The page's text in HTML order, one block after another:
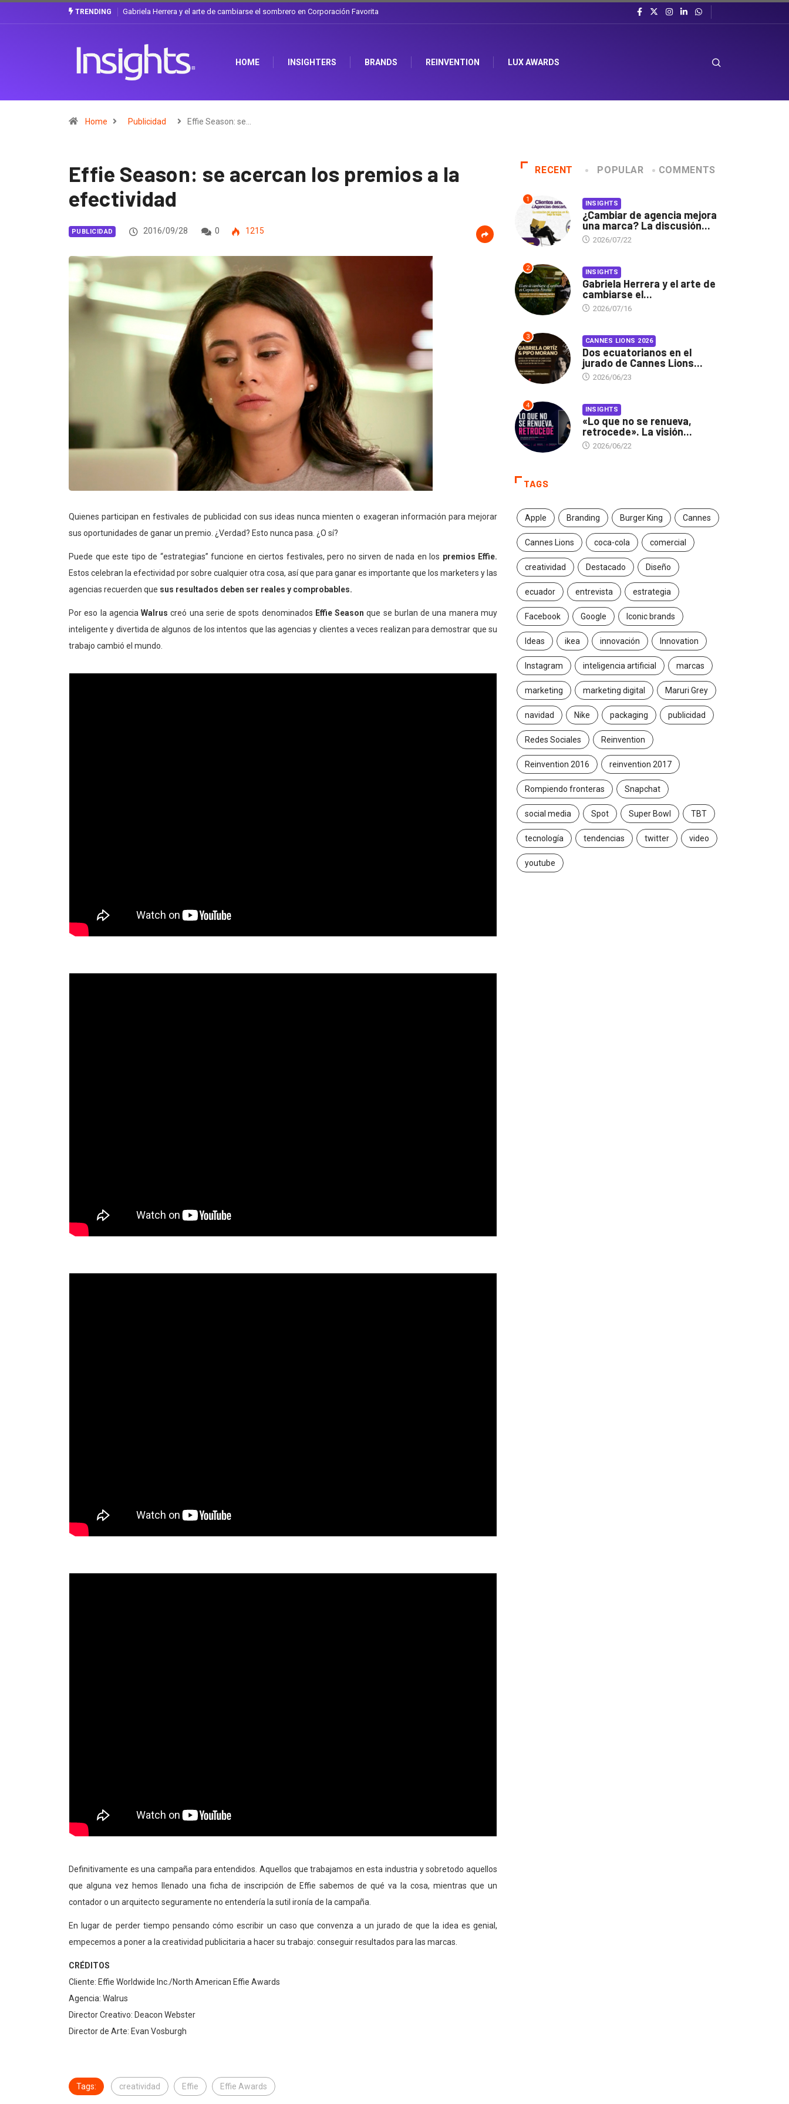
TRENDING ¿Cambiar de agencia mejora una marca? La discusión que atraviesa a Ecuador
HOME INSIGHTERS BRANDS REINVENTION LUX AWARDS
Home Publicidad Effie Season: se…
Effie Season: se acercan los premios a la
efectividad
PUBLICIDAD 2016/09/28 0 1215
Quienes participan en festivales de publicidad con sus ideas nunca mienten o exageran información para mejorar
sus oportunidades de ganar un premio. ¿Verdad? Esto nunca pasa. ¿O sí?
Puede que este tipo de “estrategias” funcione en ciertos festivales, pero no sirven de nada en los premios Effie.
Estos celebran la efectividad por sobre cualquier otra cosa, así que para ganar es importante que los marketers y las
agencias recuerden que sus resultados deben ser reales y comprobables.
Por eso la agenciaWalrus creó una serie de spots denominados Effie Season que se burlan de una manera muy
inteligente y divertida de algunos de los intentos que las agencias y clientes a veces realizan para demostrar que su
trabajo cambió el mundo.
Definitivamente es una campaña para entendidos. Aquellos que trabajamos en esta industria y sobretodo aquellos
que alguna vez hemos llenado una ficha de inscripción de Effie sabemos de qué va la cosa, mientras que un
contador o un arquitecto seguramente no entendería la sutil ironía de la campaña.
En lugar de perder tiempo pensando cómo escribir un caso que convenza a un jurado de que la idea es genial,
empecemos a poner a la creatividad publicitaria a hacer su trabajo: conseguir resultados para las marcas.
CRÉDITOS
Cliente: Effie Worldwide Inc./North American Effie Awards
Agencia: Walrus
Director Creativo: Deacon Webster
Director de Arte: Evan Vosburgh
Tags: creatividad Effie Effie Awards
RECENT POPULAR COMMENTS
1 INSIGHTS
¿Cambiar de agencia mejora
una marca? La discusión...
2026/07/22
2 INSIGHTS
Gabriela Herrera y el arte de
cambiarse el...
2026/07/16
3 CANNES LIONS 2026
Dos ecuatorianos en el
jurado de Cannes Lions...
2026/06/23
4 INSIGHTS
«Lo que no se renueva,
retrocede». La visión...
2026/06/22
TAGS
Apple Branding Burger King Cannes
Cannes Lions coca-cola comercial
creatividad Destacado Diseño
ecuador entrevista estrategia
Facebook Google Iconic brands
Ideas ikea innovación Innovation
Instagram inteligencia artificial marcas
marketing marketing digital Maruri Grey
navidad Nike packaging publicidad
Redes Sociales Reinvention
Reinvention 2016 reinvention 2017
Rompiendo fronteras Snapchat
social media Spot Super Bowl TBT
tecnología tendencias twitter video
youtube